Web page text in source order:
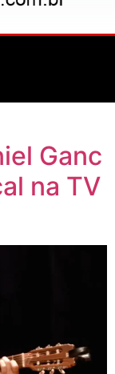
Ganc
na TV